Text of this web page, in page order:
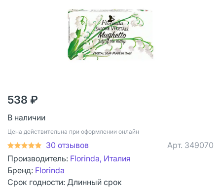
538 ₽
В наличии
Цена действительна при оформлении онлайн
30 отзывов Арт. 349070
Производитель: Florinda, Италия
Бренд: Florinda
Срок годности: Длинный срок